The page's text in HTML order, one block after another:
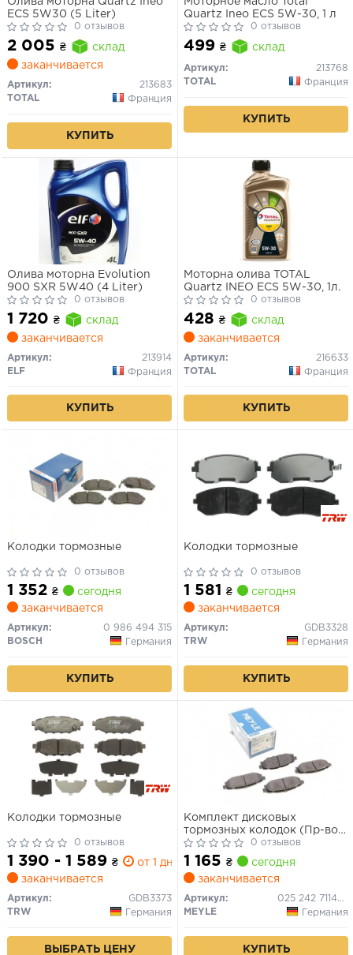
ECS 5W30 (5 Liter)
0 отзывов
2 005 ₴
склад
заканчивается
Артикул:
213683
TOTAL
Франция
КУПИТЬ
Quartz Ineo ECS 5W-30, 1 л
0 отзывов
499 ₴ склад
Артикул:
213768
TOTAL
Франция
КУПИТЬ
Олива моторна Evolution
900 SXR 5W40 (4 Liter)
0 отзывов
1 720 ₴
склад
заканчивается
Артикул:
213914
ELF
Франция
КУПИТЬ
Моторна олива TOTAL
Quartz INEO ECS 5W-30, 1л.
0 отзывов
428 ₴
склад
заканчивается
Артикул:
216633
TOTAL
Франция
КУПИТЬ
Колодки тормозные
0 отзывов
1 352 ₴
сегодня
заканчивается
Артикул:
0 986 494 315
BOSCH
Германия
КУПИТЬ
Колодки тормозные
0 отзывов
1 581 ₴
сегодня
заканчивается
Артикул:
GDB3328
TRW
Германия
КУПИТЬ
Колодки тормозные
0 отзывов
1 390 - 1 589 ₴
от 1 дн.
заканчивается
Артикул:
GDB3373
TRW
Германия
ВЫБРАТЬ ЦЕНУ
Комплект дисковых
тормозных колодок (Пр-во
MEYLE)
0 отзывов
1 165 ₴
сегодня
заканчивается
Артикул:
025 242 7114/W
MEYLE
Германия
КУПИТЬ